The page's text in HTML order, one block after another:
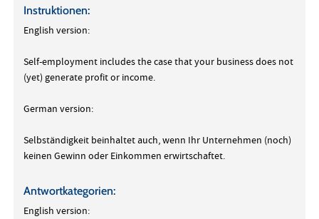
Instruktionen:
English version:
Self-employment includes the case that your business does not
(yet) generate profit or income.
German version:
Selbständigkeit beinhaltet auch, wenn Ihr Unternehmen (noch)
keinen Gewinn oder Einkommen erwirtschaftet.
Antwortkategorien:
English version: